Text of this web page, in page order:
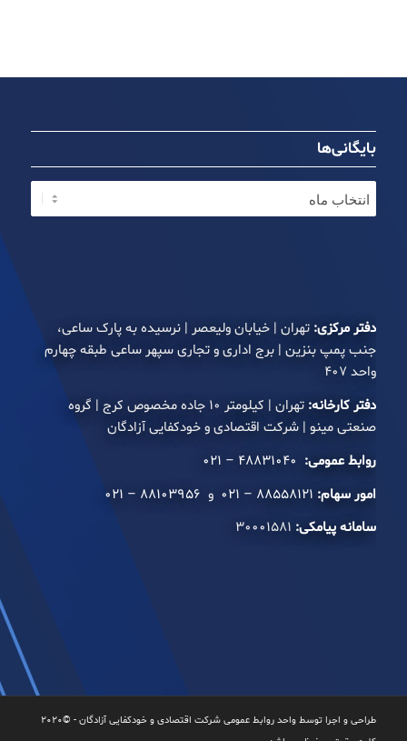
بایگانی‌ها
دفتر مرکزی: تهران | خیابان ولیعصر | نرسیده به پارک ساعی،
جنب پمپ بنزین | برج اداری و تجاری سپهر ساعی طبقه چهارم
واحد ۴۰۷
دفتر کارخانه:
تهران | کیلومتر ۱۰ جاده مخصوص کرج | گروه
صنعتی مینو | شرکت اقتصادی و خودکفایی آزادگان
روابط عمومی:
امور سهام: ۸۸۵۵۸۱۲۱ – ۰۲۱ و
سامانه پیامکی:
طراحی و اجرا توسط واحد روابط عمومی شرکت اقتصادی و خودکفایی آزادگان - ©۲۰۲۰